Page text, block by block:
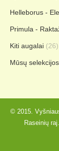
Helleborus -
Primula -
Kiti augalai (26)
Mūsų
© 2015.
Raseinių